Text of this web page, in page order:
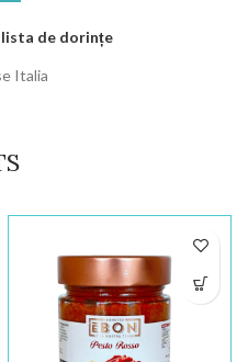
lista de dorințe
Italia